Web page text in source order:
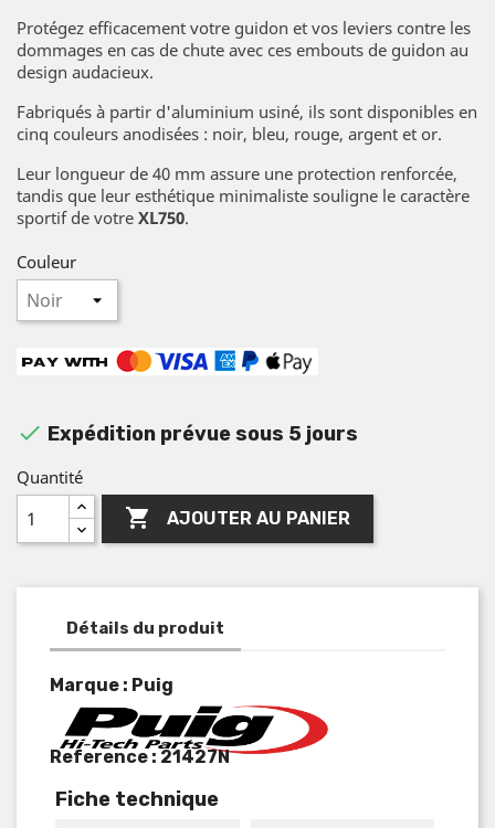
Protégez efficacement votre guidon et vos leviers contre les
dommages en cas de chute avec ces embouts de guidon au
design audacieux.
Fabriqués à partir d'aluminium usiné, ils sont disponibles en
cinq couleurs anodisées : noir, bleu, rouge, argent et or.
Leur longueur de 40 mm assure une protection renforcée,
tandis que leur esthétique minimaliste souligne le caractère
sportif de votre XL750.
Couleur
 Expédition prévue sous 5 jours
Quantité
 AJOUTER AU PANIER
Détails du produit
Marque : Puig
Reference : 21427N
Fiche technique